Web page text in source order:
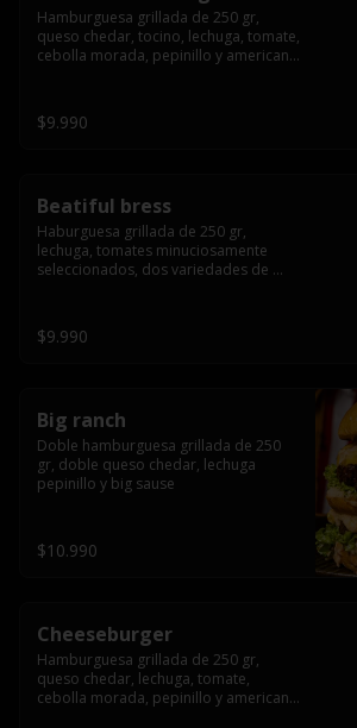
Hamburguesa grillada de 250 gr,
queso chedar, tocino, lechuga, tomate,
cebolla morada, pepinillo y american
$9.990
Beatiful bress
Haburguesa grillada de 250 gr,
lechuga, tomates minuciosamente
seleccionados, dos variedades de
lentamente en el grill, para finalizar
todo con una envolvente salsa cristal
$9.990
Big ranch
Doble hamburguesa grillada de 250
gr, doble queso chedar, lechuga
pepinillo y big sause
$10.990
Cheeseburger
Hamburguesa grillada de 250 gr,
queso chedar, lechuga, tomate,
cebolla morada, pepinillo y american